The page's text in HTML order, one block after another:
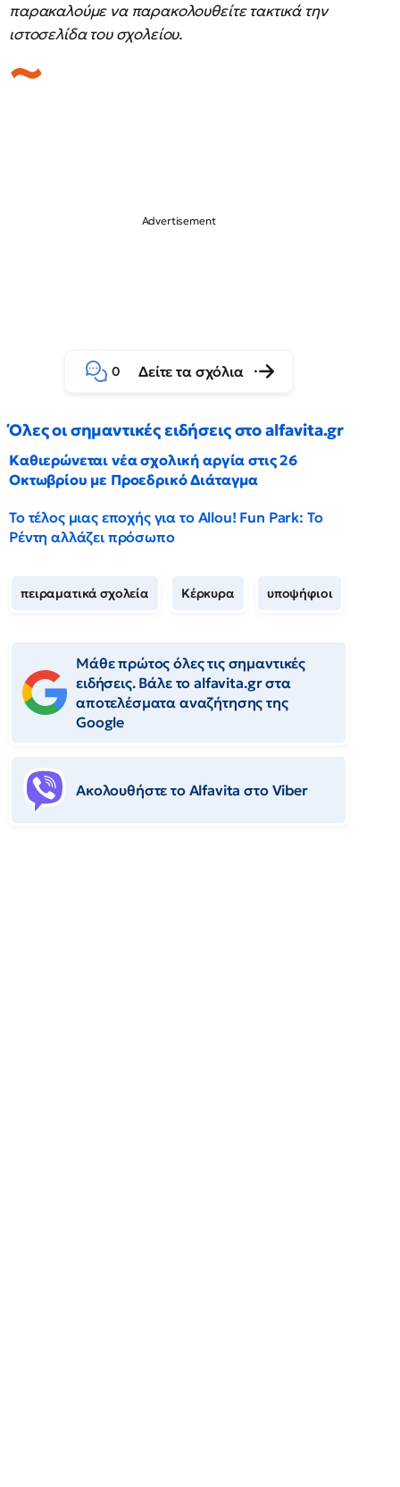
παρακαλούμε να παρακολουθείτε τακτικά την
ιστοσελίδα του σχολείου.
0 Δείτε τα σχόλια
Όλες οι σημαντικές ειδήσεις στο alfavita.gr
Καθιερώνεται νέα σχολική αργία στις 26
Οκτωβρίου με Προεδρικό Διάταγμα
Το τέλος μιας εποχής για το Allou! Fun Park: Το
Ρέντη αλλάζει πρόσωπο
πειραματικά σχολεία Κέρκυρα υποψήφιοι
Μάθε πρώτος όλες τις σημαντικές
ειδήσεις. Βάλε το alfavita.gr στα
αποτελέσματα αναζήτησης της
Google
Ακολουθήστε το Αlfavita στο Viber